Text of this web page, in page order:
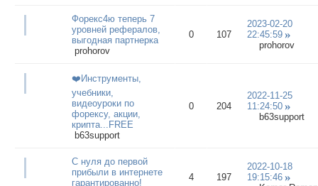
Форекс4ю теперь 7
уровней рефералов,
выгодная партнерка
prohorov
0 107
2023-02-20
22:45:59
prohorov
❤️Инструменты,
учебники,
видеоуроки по
форексу, акции,
крипта...FREE
b63support
0 204
2022-11-25
11:24:50
b63support
С нуля до первой
прибыли в интернете
гарантированно!
4 197
2022-10-18
19:15:46